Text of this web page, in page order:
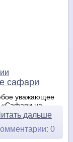
сафари
уважающее
«Сафари на
что грех
отдыхать на
Синайскую
дальше
0